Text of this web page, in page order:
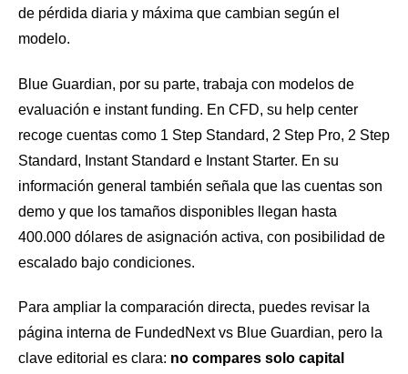
de pérdida diaria y máxima que cambian según el
modelo.
Blue Guardian, por su parte, trabaja con modelos de
evaluación e instant funding. En CFD, su help center
recoge cuentas como 1 Step Standard, 2 Step Pro, 2 Step
Standard, Instant Standard e Instant Starter. En su
información general también señala que las cuentas son
demo y que los tamaños disponibles llegan hasta
400.000 dólares de asignación activa, con posibilidad de
escalado bajo condiciones.
Para ampliar la comparación directa, puedes revisar la
página interna de FundedNext vs Blue Guardian, pero la
clave editorial es clara: no compares solo capital